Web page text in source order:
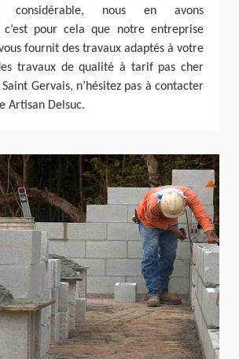
considérable, nous en avons
c’est pour cela que notre entreprise
fournit des travaux adaptés à votre
travaux de qualité à tarif pas cher
Gervais, n’hésitez pas à contacter
Artisan Delsuc.